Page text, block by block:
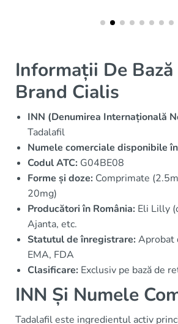
Informații De
Brand Cialis
INN (Denumirea Internațională
Tadalafil
Numele comerciale disponibile
Codul ATC: G04BE08
Forme și doze: Comprimate
20mg)
Producători în România: Eli Lilly
Ajanta, etc.
Statutul de înregistrare:Aprobat
EMA, FDA
Clasificare: Exclusiv pe bază de
INN Și Numele
Tadalafil este ingredientul activ